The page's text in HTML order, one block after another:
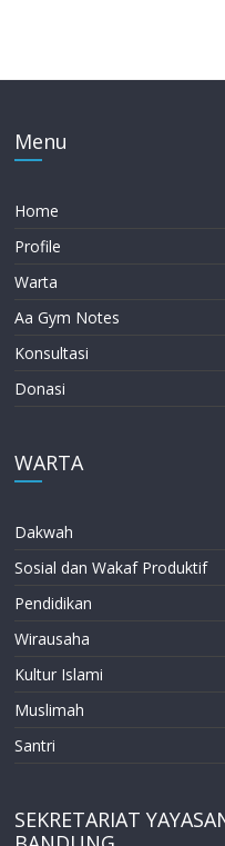
Menu
Home
Profile
Warta
Aa Gym Notes
Konsultasi
Donasi
WARTA
Dakwah
Sosial dan Wakaf Produktif
Pendidikan
Wirausaha
Kultur Islami
Muslimah
Santri
SEKRETARIAT